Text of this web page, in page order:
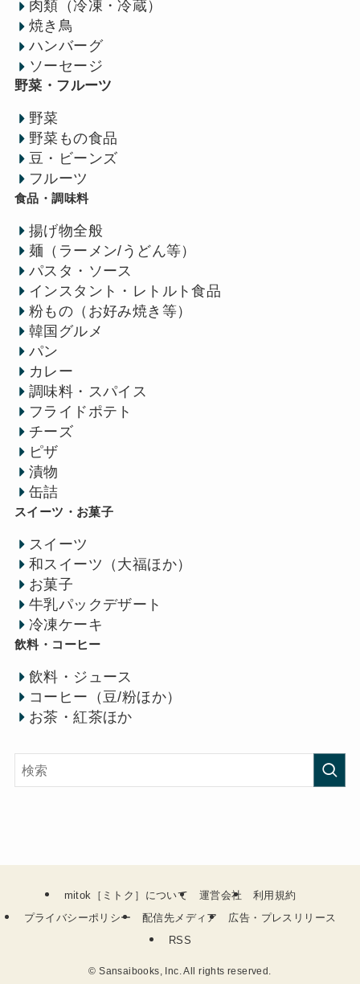
肉類（冷凍・冷蔵）
焼き鳥
ハンバーグ
ソーセージ
野菜・フルーツ
野菜
野菜もの食品
豆・ビーンズ
フルーツ
食品・調味料
揚げ物全般
麺（ラーメン/うどん等）
パスタ・ソース
インスタント・レトルト食品
粉もの（お好み焼き等）
韓国グルメ
パン
カレー
調味料・スパイス
フライドポテト
チーズ
ピザ
漬物
缶詰
スイーツ・お菓子
スイーツ
和スイーツ（大福ほか）
お菓子
牛乳パックデザート
冷凍ケーキ
飲料・コーヒー
飲料・ジュース
コーヒー（豆/粉ほか）
お茶・紅茶ほか
mitok［ミトク］について 運営会社
利用規約
プライバシーポリシー
配信先メディア
広告・プレスリリース
RSS
© Sansaibooks, Inc. All rights reserved.